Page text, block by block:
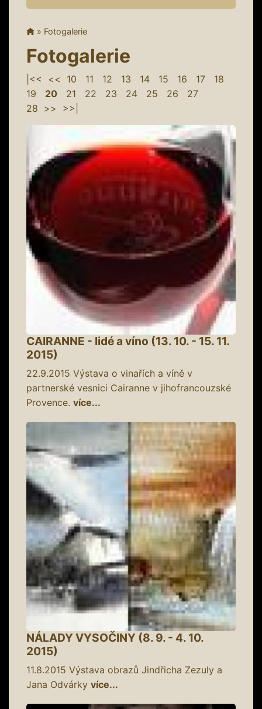
» Fotogalerie
Fotogalerie
|<< << 10 11 12 13 14 15 16 17
18
19
20 21 22 23 24 25 26
27
28 >> >>|
CAIRANNE - lidé a víno (13. 10. - 15. 11.
2015)
22.9.2015 Výstava o vinařích a víně v
partnerské vesnici Cairanne v jihofrancouzské
Provence. více...
NÁLADY VYSOČINY (8. 9. - 4. 10.
2015)
11.8.2015 Výstava obrazů Jindřicha Zezuly a
Jana Odvárky více...